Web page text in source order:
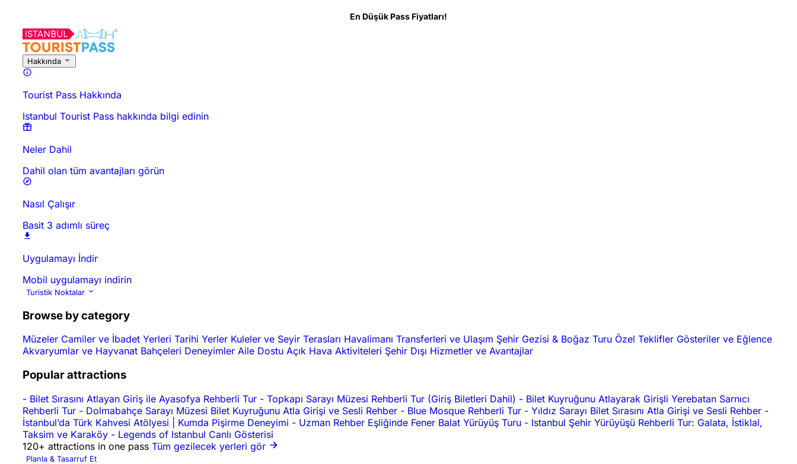
En Düşük Pass Fiyatları!
Hakkında
Tourist Pass Hakkında
Istanbul Tourist Pass hakkında bilgi edinin
Neler Dahil
Dahil olan tüm avantajları görün
Nasıl Çalışır
Basit 3 adımlı süreç
Uygulamayı İndir
Mobil uygulamayı indirin
Turistik Noktalar
Browse by category
Müzeler Camiler ve İbadet Yerleri Tarihi Yerler Kuleler ve Seyir Terasları Havalimanı Transferleri ve Ulaşım Şehir Gezisi & Boğaz Turu Özel Teklifler Gösteriler ve Eğlence
Akvaryumlar ve Hayvanat Bahçeleri Deneyimler Aile Dostu Açık Hava Aktiviteleri Şehir Dışı Hizmetler ve Avantajlar
Popular attractions
- Bilet Sırasını Atlayan Giriş ile Ayasofya Rehberli Tur - Topkapı Sarayı Müzesi Rehberli Tur (Giriş Biletleri Dahil) - Bilet Kuyruğunu Atlayarak Girişli Yerebatan Sarnıcı
Rehberli Tur - Dolmabahçe Sarayı Müzesi Bilet Kuyruğunu Atla Girişi ve Sesli Rehber - Blue Mosque Rehberli Tur - Yıldız Sarayı Bilet Sırasını Atla Girişi ve Sesli Rehber -
İstanbul’da Türk Kahvesi Atölyesi | Kumda Pişirme Deneyimi - Uzman Rehber Eşliğinde Fener Balat Yürüyüş Turu - Istanbul Şehir Yürüyüşü Rehberli Tur: Galata, İstiklal,
Taksim ve Karaköy - Legends of Istanbul Canlı Gösterisi
120+ attractions in one pass Tüm gezilecek yerleri gör
Planla & Tasarruf Et